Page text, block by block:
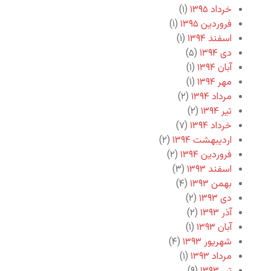
خرداد ۱۳۹۵
(۱)
فروردین ۱۳۹۵
(۱)
اسفند ۱۳۹۴
(۱)
دی ۱۳۹۴
(۵)
آبان ۱۳۹۴
(۱)
مهر ۱۳۹۴
(۱)
مرداد ۱۳۹۴
(۲)
تیر ۱۳۹۴
(۲)
خرداد ۱۳۹۴
(۷)
اردیبهشت ۱۳۹۴
(۲)
فروردین ۱۳۹۴
(۲)
اسفند ۱۳۹۳
(۳)
بهمن ۱۳۹۳
(۴)
دی ۱۳۹۳
(۲)
آذر ۱۳۹۳
(۲)
آبان ۱۳۹۳
(۱)
شهریور ۱۳۹۳
(۴)
مرداد ۱۳۹۳
(۱)